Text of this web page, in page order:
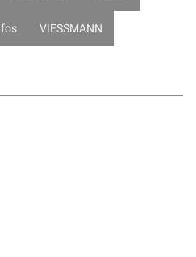
VIESSMANN